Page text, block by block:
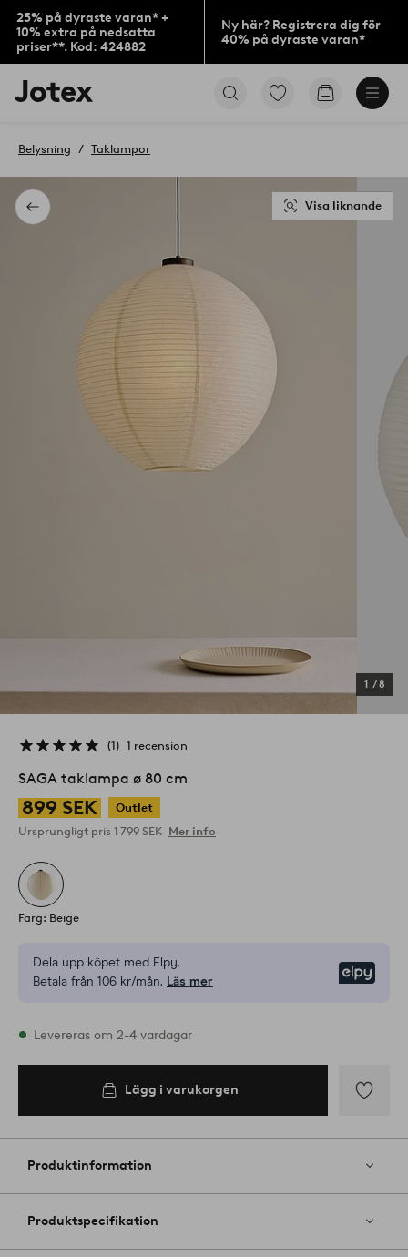
25% på dyraste varan* +
10% extra på nedsatta
priser**. Kod: 424882
Ny här? Registrera dig för
40% på dyraste varan*
Jotex
logotyp
till
Gå
Gå
Tillbaka
Belysning Taklampor
1 /8
Visa liknande
1 1 recension
SAGA taklampa ø 80 cm
899 SEK
Outlet
Ursprungligt pris 1 799 SEK Mer info
Färg: Beige
Dela upp köpet med Elpy.
Betala från 106 kr/mån. Läs mer
I lager
Levereras om 2-4 vardagar
Lägg i varukorgen
till
favoriter
Produktinformation
Produktspecifikation